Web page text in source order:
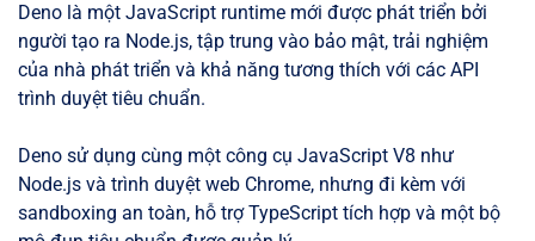
Deno là một JavaScript runtime mới được phát triển bởi
người tạo ra Node.js, tập trung vào bảo mật, trải nghiệm
của nhà phát triển và khả năng tương thích với các API
trình duyệt tiêu chuẩn.
Deno sử dụng cùng một công cụ JavaScript V8 như
Node.js và trình duyệt web Chrome, nhưng đi kèm với
sandboxing an toàn, hỗ trợ TypeScript tích hợp và một bộ